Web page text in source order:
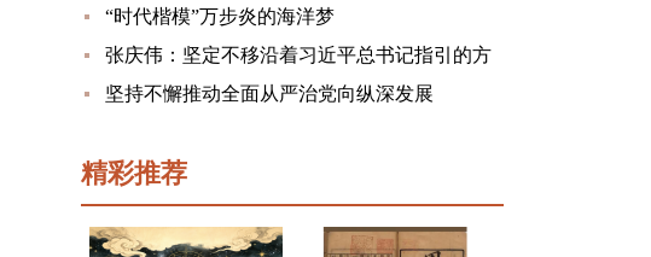
“时代楷模”万步炎的海洋梦
张庆伟：坚定不移沿着习近平总书记指引的方
向前进 凝心聚力奋进新征程建功新时代谱写新
坚持不懈推动全面从严治党向纵深发展
精彩推荐